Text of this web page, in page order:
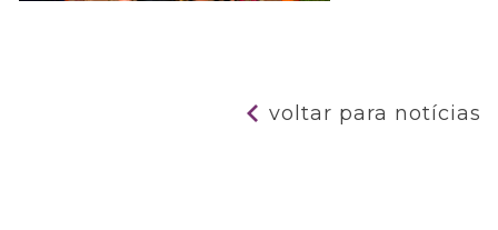
voltar para notícias